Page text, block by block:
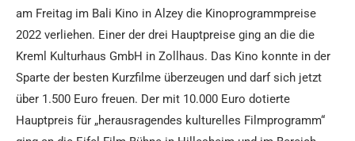
am Freitag im Bali Kino in Alzey die Kinoprogrammpreise
2022 verliehen. Einer der drei Hauptpreise ging an die die
Kreml Kulturhaus GmbH in Zollhaus. Das Kino konnte in der
Sparte der besten Kurzfilme überzeugen und darf sich jetzt
über 1.500 Euro freuen. Der mit 10.000 Euro dotierte
Hauptpreis für „herausragendes kulturelles Filmprogramm“